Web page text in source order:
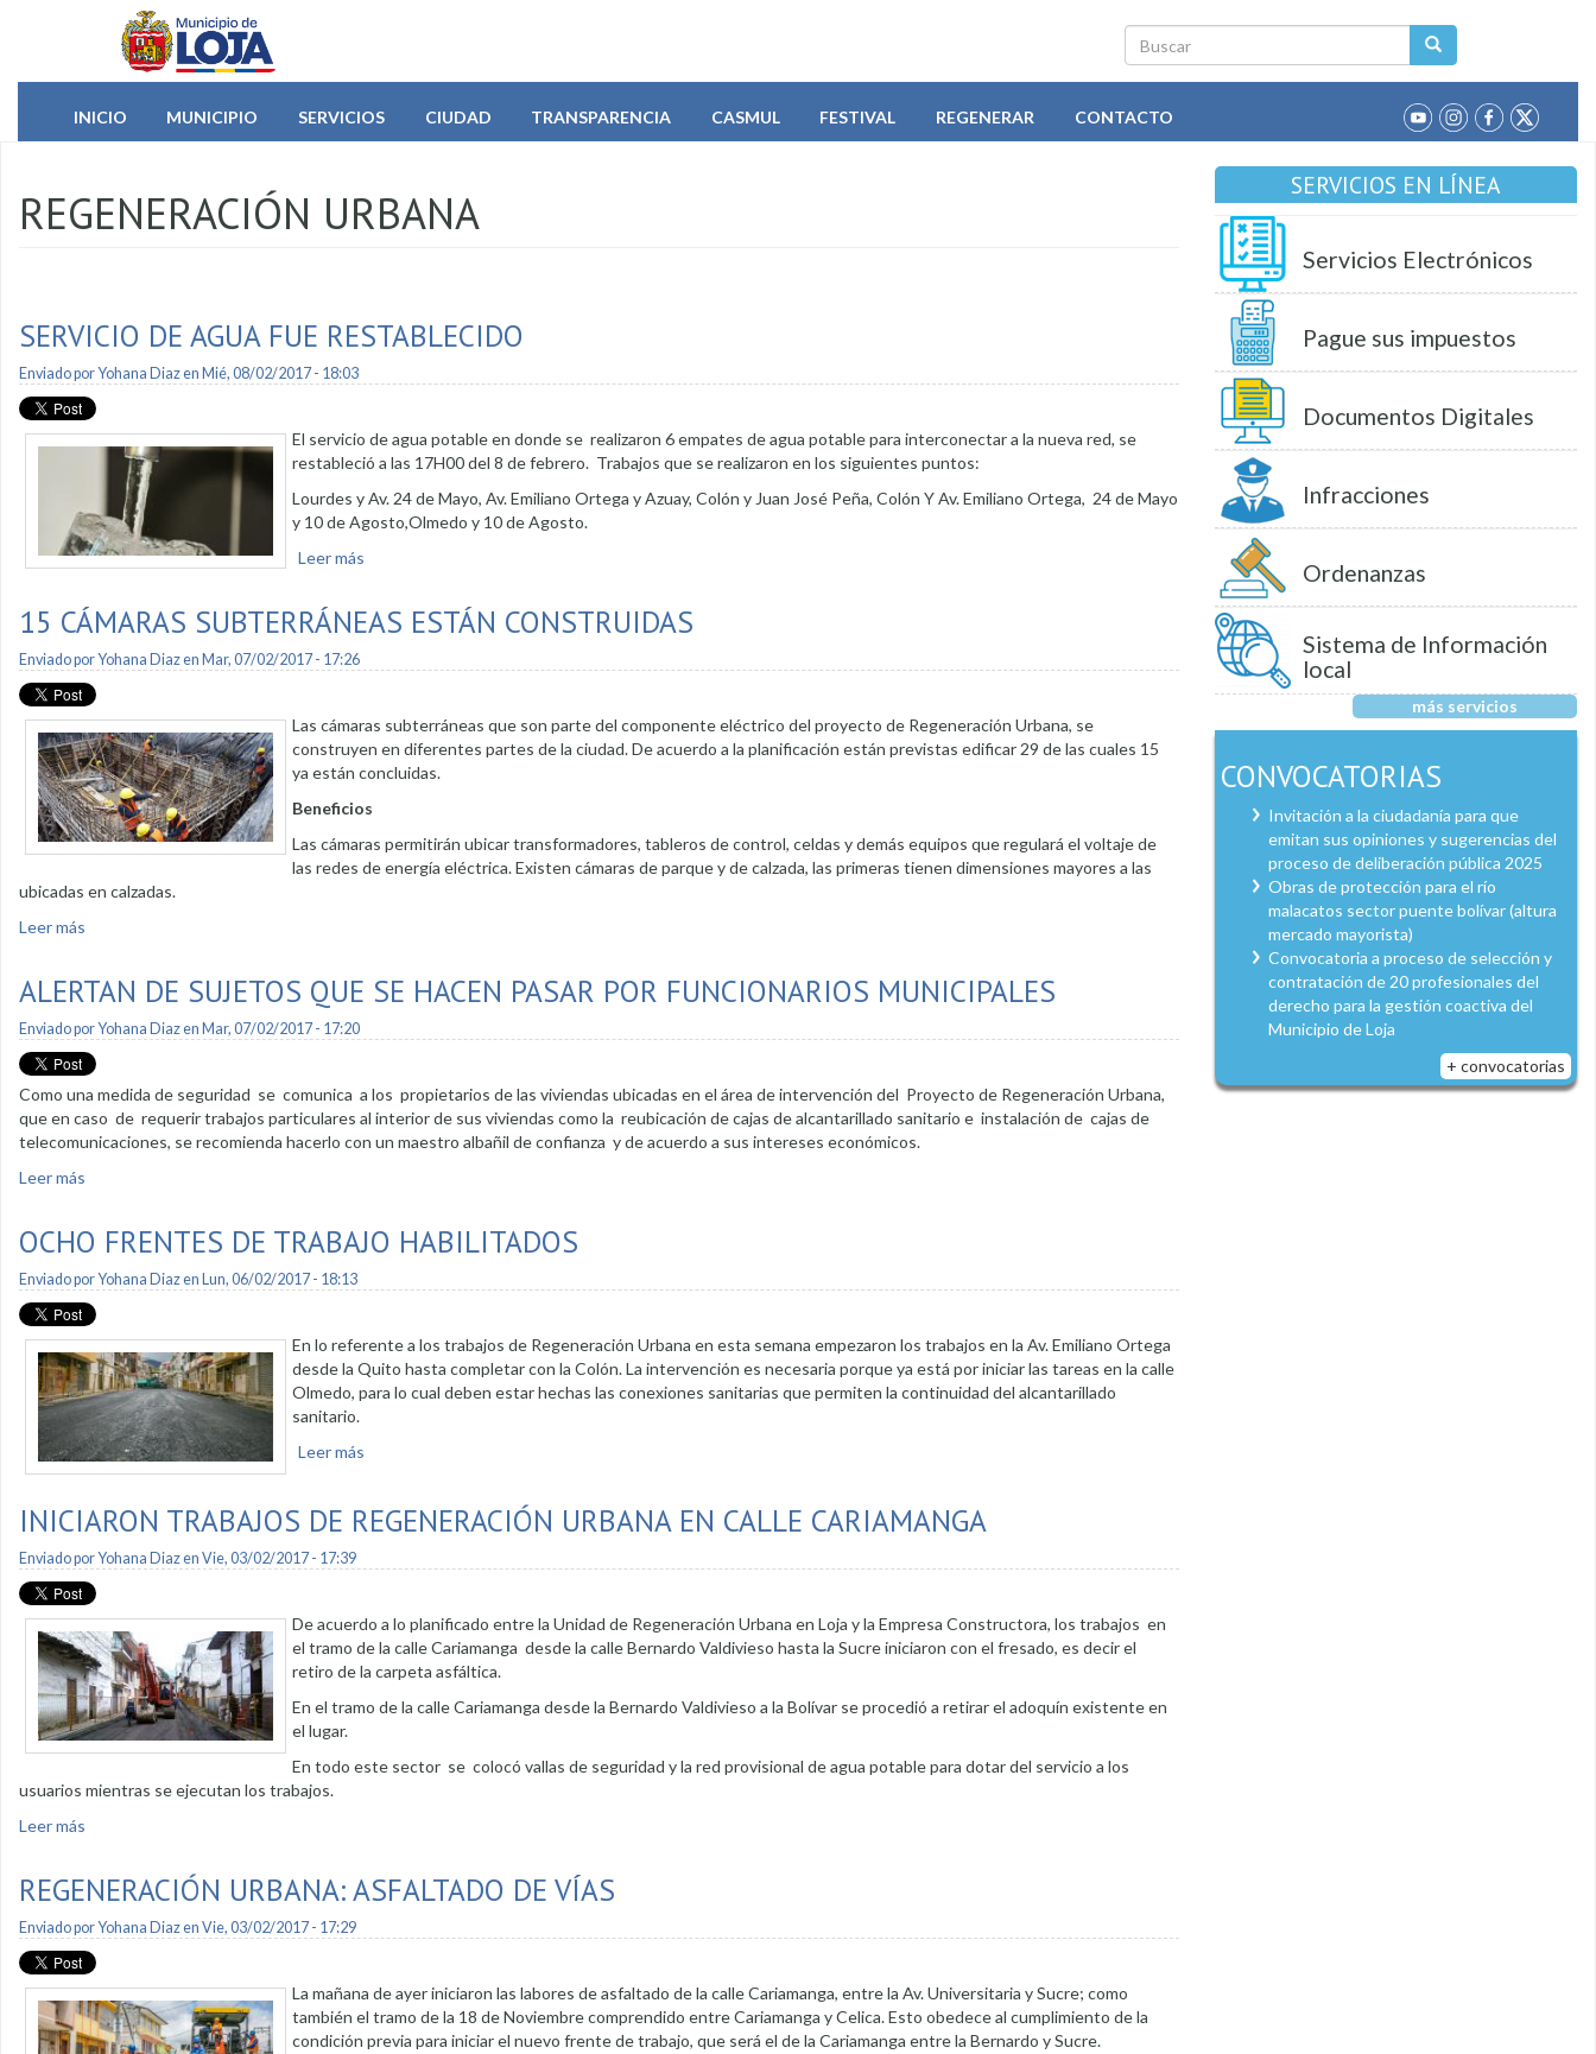
Pasar al contenido principal
Buscar
INICIO
MUNICIPIO SERVICIOS CIUDAD TRANSPARENCIA CASMUL FESTIVAL REGENERAR CONTACTO
REGENERACIÓN URBANA
SERVICIO DE AGUA FUE RESTABLECIDO
Enviado porYohana Diazen Mié, 08/02/2017 - 18:03
El servicio de agua potable en donde se realizaron 6 empates de agua potable para interconectar a la nueva red, se
restableció a las 17H00 del 8 de febrero. Trabajos que se realizaron en los siguientes puntos:
Lourdes y Av. 24 de Mayo, Av. Emiliano Ortega y Azuay, Colón y Juan José Peña, Colón Y Av. Emiliano Ortega, 24 de Mayo
y 10 de Agosto,Olmedo y 10 de Agosto.
Leer más
15 CÁMARAS SUBTERRÁNEAS ESTÁN CONSTRUIDAS
Enviado porYohana Diazen Mar, 07/02/2017 - 17:26
Las cámaras subterráneas que son parte del componente eléctrico del proyecto de Regeneración Urbana, se
construyen en diferentes partes de la ciudad. De acuerdo a la planificación están previstas edificar 29 de las cuales 15
ya están concluidas.
Beneficios
Las cámaras permitirán ubicar transformadores, tableros de control, celdas y demás equipos que regulará el voltaje de
las redes de energía eléctrica. Existen cámaras de parque y de calzada, las primeras tienen dimensiones mayores a las
ubicadas en calzadas.
Leer más
ALERTAN DE SUJETOS QUE SE HACEN PASAR POR FUNCIONARIOS MUNICIPALES
Enviado porYohana Diazen Mar, 07/02/2017 - 17:20
Como una medida de seguridad se comunica a los propietarios de las viviendas ubicadas en el área de intervención del Proyecto de Regeneración Urbana,
que en caso de requerir trabajos particulares al interior de sus viviendas como la reubicación de cajas de alcantarillado sanitario e instalación de cajas de
telecomunicaciones, se recomienda hacerlo con un maestro albañil de confianza y de acuerdo a sus intereses económicos.
Leer más
OCHO FRENTES DE TRABAJO HABILITADOS
Enviado porYohana Diazen Lun, 06/02/2017 - 18:13
En lo referente a los trabajos de Regeneración Urbana en esta semana empezaron los trabajos en la Av. Emiliano Ortega
desde la Quito hasta completar con la Colón. La intervención es necesaria porque ya está por iniciar las tareas en la calle
Olmedo, para lo cual deben estar hechas las conexiones sanitarias que permiten la continuidad del alcantarillado
sanitario.
Leer más
INICIARON TRABAJOS DE REGENERACIÓN URBANA EN CALLE CARIAMANGA
Enviado porYohana Diazen Vie, 03/02/2017 - 17:39
De acuerdo a lo planificado entre la Unidad de Regeneración Urbana en Loja y la Empresa Constructora, los trabajos en
el tramo de la calle Cariamanga desde la calle Bernardo Valdivieso hasta la Sucre iniciaron con el fresado, es decir el
retiro de la carpeta asfáltica.
En el tramo de la calle Cariamanga desde la Bernardo Valdivieso a la Bolívar se procedió a retirar el adoquín existente en
el lugar.
En todo este sector se colocó vallas de seguridad y la red provisional de agua potable para dotar del servicio a los
usuarios mientras se ejecutan los trabajos.
Leer más
REGENERACIÓN URBANA: ASFALTADO DE VÍAS
Enviado porYohana Diazen Vie, 03/02/2017 - 17:29
La mañana de ayer iniciaron las labores de asfaltado de la calle Cariamanga, entre la Av. Universitaria y Sucre; como
también el tramo de la 18 de Noviembre comprendido entre Cariamanga y Celica. Esto obedece al cumplimiento de la
condición previa para iniciar el nuevo frente de trabajo, que será el de la Cariamanga entre la Bernardo y Sucre.
SERVICIOS EN LÍNEA
Servicios Electrónicos
Pague sus impuestos
Documentos Digitales
Infracciones
Ordenanzas
Sistema de Información
local
más servicios
CONVOCATORIAS
Invitación a la ciudadanía para que
emitan sus opiniones y sugerencias del
proceso de deliberación pública 2025
Obras de protección para el río
malacatos sector puente bolívar (altura
mercado mayorista)
Convocatoria a proceso de selección y
contratación de 20 profesionales del
derecho para la gestión coactiva del
Municipio de Loja
+ convocatorias